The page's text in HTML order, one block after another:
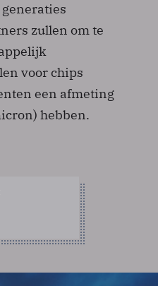
zullen om te
voor chips
een afmeting
hebben.